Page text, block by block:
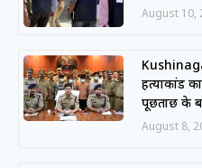
August 10,
हत्याकांड
पूछताछ के
August 8,